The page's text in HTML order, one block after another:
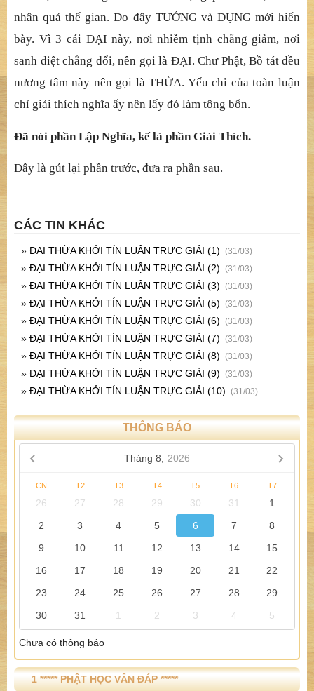
nhân quả thế gian. Do đây TƯỚNG và DỤNG mới hiển
bày. Vì 3 cái ĐẠI này, nơi nhiễm tịnh chẳng giảm, nơi
sanh diệt chẳng đổi, nên gọi là ĐẠI. Chư Phật, Bồ tát đều
nương tâm này nên gọi là THỪA. Yếu chỉ của toàn luận
chỉ giải thích nghĩa ấy nên lấy đó làm tông bổn.
Đã nói phần Lập Nghĩa, kế là phần Giải Thích.
Đây là gút lại phần trước, đưa ra phần sau.
CÁC TIN KHÁC
» ĐẠI THỪA KHỞI TÍN LUẬN TRỰC GIẢI (1) (31/03)
» ĐẠI THỪA KHỞI TÍN LUẬN TRỰC GIẢI (2) (31/03)
» ĐẠI THỪA KHỞI TÍN LUẬN TRỰC GIẢI (3) (31/03)
» ĐẠI THỪA KHỞI TÍN LUẬN TRỰC GIẢI (5) (31/03)
» ĐẠI THỪA KHỞI TÍN LUẬN TRỰC GIẢI (6) (31/03)
» ĐẠI THỪA KHỞI TÍN LUẬN TRỰC GIẢI (7) (31/03)
» ĐẠI THỪA KHỞI TÍN LUẬN TRỰC GIẢI (8) (31/03)
» ĐẠI THỪA KHỞI TÍN LUẬN TRỰC GIẢI (9) (31/03)
» ĐẠI THỪA KHỞI TÍN LUẬN TRỰC GIẢI (10) (31/03)
THÔNG BÁO
Tháng 8, 2026
CN T2 T3 T4 T5 T6 T7
26 27 28 29 30 31
1
2
3 4 5 6 7
8
9
10 11 12 13 14
15
16
17 18 19 20 21
22
23
24 25 26 27 28
29
30
31 1 2 3 4 5
Chưa có thông báo
1 ***** PHẬT HỌC VẤN ĐÁP *****